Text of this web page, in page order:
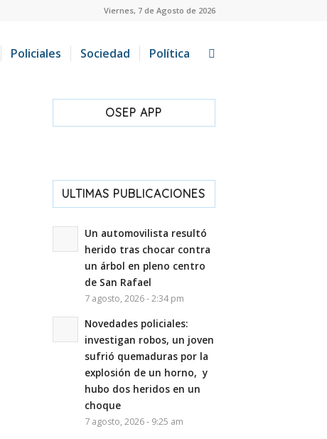
Viernes, 7 de Agosto de 2026
Policiales Sociedad Política
OSEP APP
ULTIMAS PUBLICACIONES
Un automovilista resultó
herido tras chocar contra
un árbol en pleno centro
de San Rafael
7 agosto, 2026 - 2:34 pm
Novedades policiales:
investigan robos, un joven
sufrió quemaduras por la
explosión de un horno, y
hubo dos heridos en un
choque
7 agosto, 2026 - 9:25 am